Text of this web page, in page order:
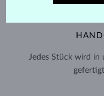
Jedes Stück wird in